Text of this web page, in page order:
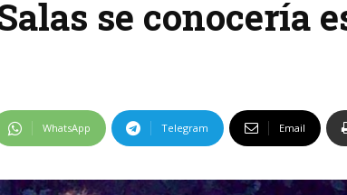
se conocería
WhatsApp Telegram Email